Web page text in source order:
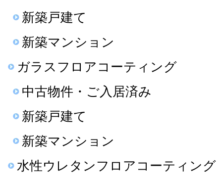
新築戸建て
新築マンション
ガラスフロアコーティング
中古物件・ご入居済み
新築戸建て
新築マンション
水性ウレタンフロアコーティング